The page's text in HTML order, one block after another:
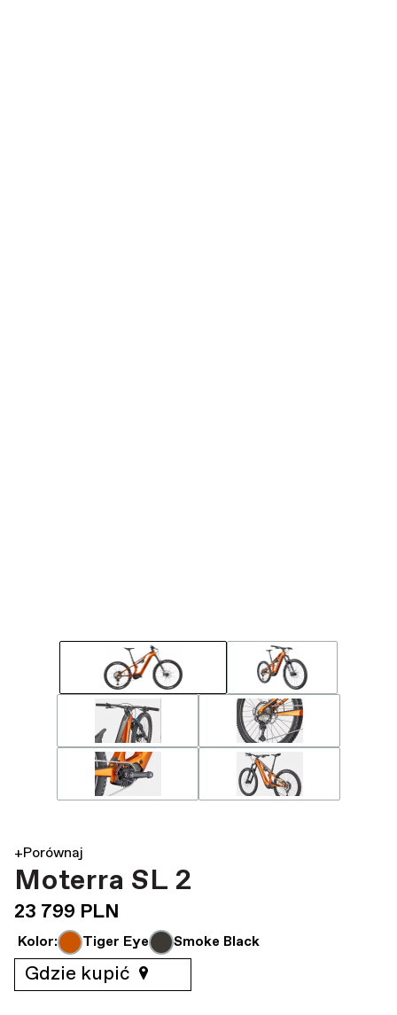
+Porównaj
Moterra SL 2
23 799 PLN
Kolor: Tiger Eye Smoke Black
Gdzie kupić